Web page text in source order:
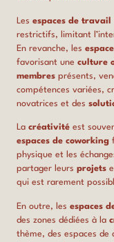
Les espaces de travail
restrictifs, limitant
En revanche, les
favorisant une culture
membres présents,
compétences variées,
novatrices et des
La créativité est
espaces de coworking
physique et les
partager leurs projets
qui est rarement
En outre, les espaces
des zones dédiées à la
thème, des espaces de